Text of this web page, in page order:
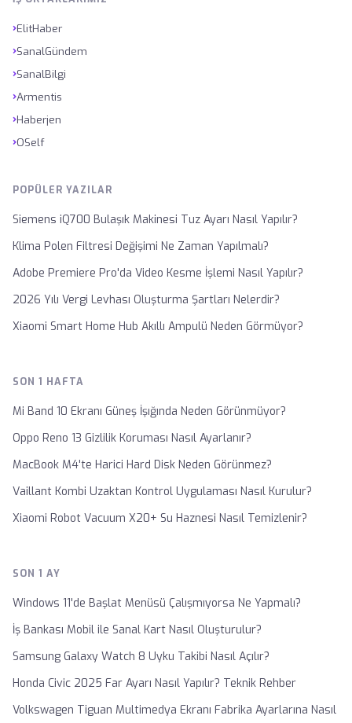
›ElitHaber
›SanalGündem
›SanalBilgi
›Armentis
›Haberjen
›OSelf
POPÜLER YAZILAR
Siemens iQ700 Bulaşık Makinesi Tuz Ayarı Nasıl Yapılır?
Klima Polen Filtresi Değişimi Ne Zaman Yapılmalı?
Adobe Premiere Pro'da Video Kesme İşlemi Nasıl Yapılır?
2026 Yılı Vergi Levhası Oluşturma Şartları Nelerdir?
Xiaomi Smart Home Hub Akıllı Ampulü Neden Görmüyor?
SON 1 HAFTA
Mi Band 10 Ekranı Güneş İşığında Neden Görünmüyor?
Oppo Reno 13 Gizlilik Koruması Nasıl Ayarlanır?
MacBook M4'te Harici Hard Disk Neden Görünmez?
Vaillant Kombi Uzaktan Kontrol Uygulaması Nasıl Kurulur?
Xiaomi Robot Vacuum X20+ Su Haznesi Nasıl Temizlenir?
SON 1 AY
Windows 11'de Başlat Menüsü Çalışmıyorsa Ne Yapmalı?
İş Bankası Mobil ile Sanal Kart Nasıl Oluşturulur?
Samsung Galaxy Watch 8 Uyku Takibi Nasıl Açılır?
Honda Civic 2025 Far Ayarı Nasıl Yapılır? Teknik Rehber
Volkswagen Tiguan Multimedya Ekranı Fabrika Ayarlarına Nasıl